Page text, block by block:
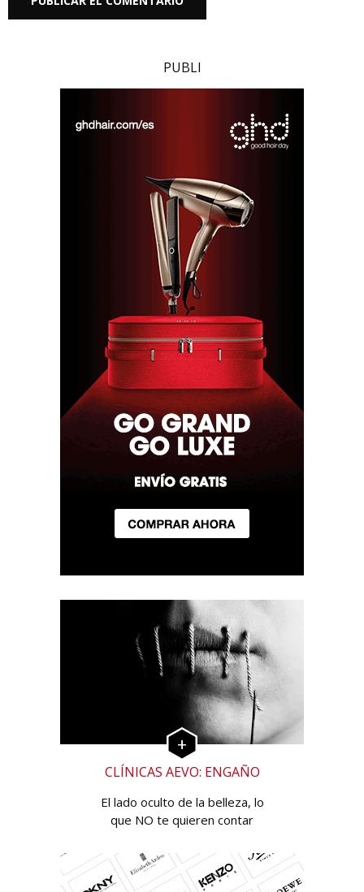
PUBLI
CLÍNICAS AEVO: ENGAÑO
El lado oculto de la belleza, lo
que NO te quieren contar